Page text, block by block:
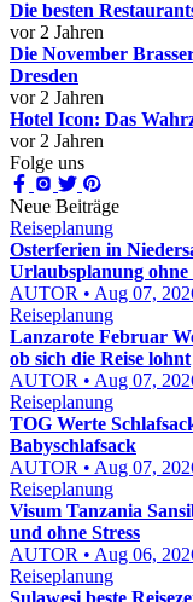
Die besten
vor 2 Jahren
Die November
Dresden
vor 2 Jahren
Hotel Icon: Das
vor 2 Jahren
Folge uns
Neue Beiträge
Reiseplanung
Osterferien in
Urlaubsplanung ohne
AUTOR • Aug 07,
Reiseplanung
Lanzarote Februar
ob sich die Reise lohnt
AUTOR • Aug 07,
Reiseplanung
TOG Werte
Babyschlafsack
AUTOR • Aug 07,
Reiseplanung
Visum Tanzania
und ohne Stress
AUTOR • Aug 06,
Reiseplanung
Sulawesi beste